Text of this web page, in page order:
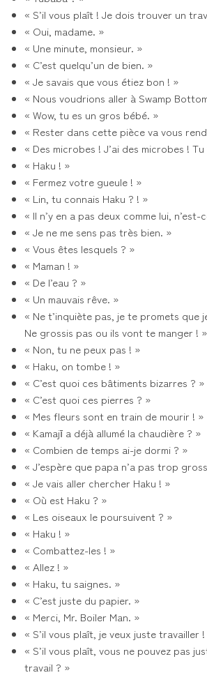
« S’il vous plaît ! Je dois trouver un
« Oui, madame. »
« Une minute, monsieur. »
« C’est quelqu’un de bien. »
« Je savais que vous étiez bon ! »
« Nous voudrions aller à Swamp
« Wow, tu es un gros bébé. »
« Rester dans cette pièce va vous
« Des microbes ! J’ai des microbes !
« Haku ! »
« Fermez votre gueule ! »
« Lin, tu connais Haku ? ! »
« Il n’y en a pas deux comme lui, n’est-
« Je ne me sens pas très bien. »
« Vous êtes lesquels ? »
« Maman ! »
« De l’eau ? »
« Un mauvais rêve. »
« Ne t’inquiète pas, je te promets que
Ne grossis pas ou ils vont te manger ! »
« Non, tu ne peux pas ! »
« Haku, on tombe ! »
« C’est quoi ces bâtiments bizarres ? »
« C’est quoi ces pierres ? »
« Mes fleurs sont en train de mourir ! »
« Kamajī a déjà allumé la chaudière ? »
« Combien de temps ai-je dormi ? »
« J’espère que papa n’a pas trop
« Je vais aller chercher Haku ! »
« Où est Haku ? »
« Les oiseaux le poursuivent ? »
« Haku ! »
« Combattez-les ! »
« Allez ! »
« Haku, tu saignes. »
« C’est juste du papier. »
« Merci, Mr. Boiler Man. »
« S’il vous plaît, je veux juste travailler
« S’il vous plaît, vous ne pouvez pas
travail ? »